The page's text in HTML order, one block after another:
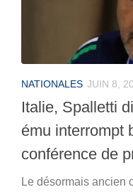
NATIONALES JUIN 8,
Italie, Spalletti
ému interrompt
conférence de
Le désormais ancien